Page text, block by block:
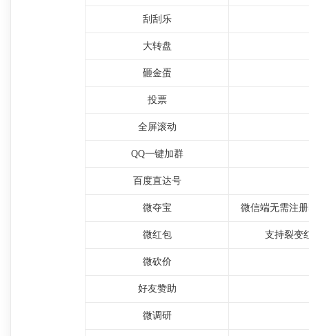
刮刮乐
大转盘
砸金蛋
投票
全屏滚动
QQ一键加群
百度直达号
微夺宝 微信端无需注
微红包 支持裂变
微砍价
好友赞助
微调研